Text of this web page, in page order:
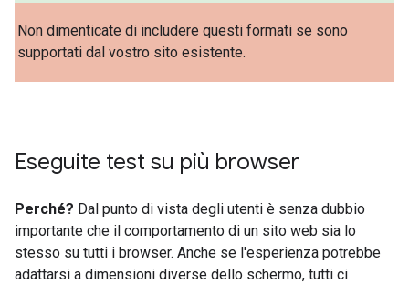
Non dimenticate di includere questi formati se sono
supportati dal vostro sito esistente.
Eseguite test su più browser
Perché? Dal punto di vista degli utenti è senza dubbio
importante che il comportamento di un sito web sia lo
stesso su tutti i browser. Anche se l'esperienza potrebbe
adattarsi a dimensioni diverse dello schermo, tutti ci